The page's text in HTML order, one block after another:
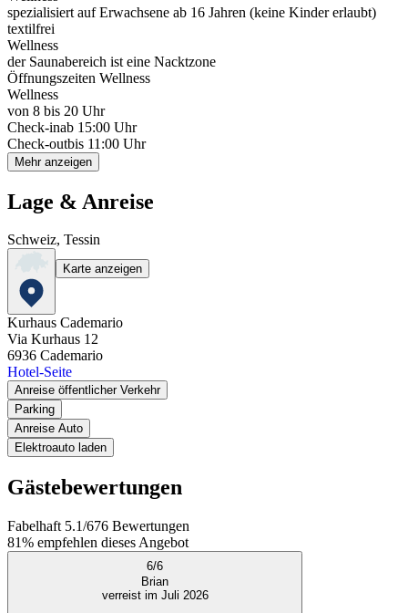
spezialisiert auf Erwachsene ab 16 Jahren (keine Kinder erlaubt)
textilfrei
Wellness
der Saunabereich ist eine Nacktzone
Öffnungszeiten Wellness
Wellness
von 8 bis 20 Uhr
Check-inab 15:00 Uhr
Check-outbis 11:00 Uhr
Mehr anzeigen
Lage & Anreise
Schweiz, Tessin
Karte anzeigen
Kurhaus Cademario
Via Kurhaus 12
6936 Cademario
Hotel-Seite
Anreise öffentlicher Verkehr
Parking
Anreise Auto
Elektroauto laden
Gästebewertungen
Fabelhaft 5.1/676 Bewertungen
81% empfehlen dieses Angebot
6/6
Brian
verreist im Juli 2026